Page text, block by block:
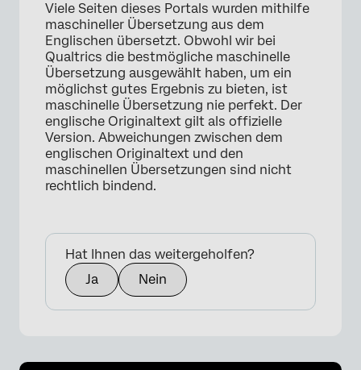
Viele Seiten dieses Portals wurden mithilfe
maschineller Übersetzung aus dem
Englischen übersetzt. Obwohl wir bei
Qualtrics die bestmögliche maschinelle
Übersetzung ausgewählt haben, um ein
möglichst gutes Ergebnis zu bieten, ist
maschinelle Übersetzung nie perfekt. Der
englische Originaltext gilt als offizielle
Version. Abweichungen zwischen dem
englischen Originaltext und den
maschinellen Übersetzungen sind nicht
rechtlich bindend.
Hat Ihnen das weitergeholfen?
Ja
Nein